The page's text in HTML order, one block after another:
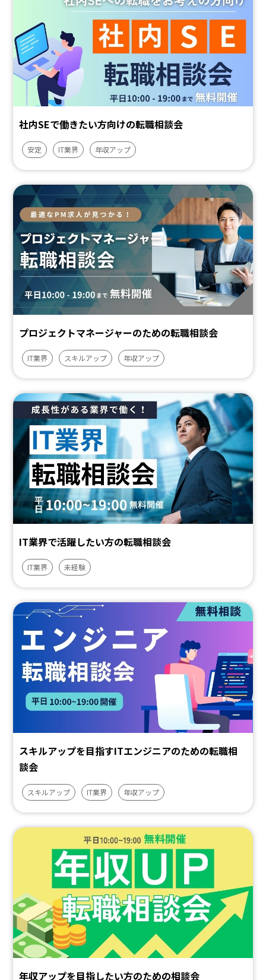
社内SEで働きたい方向けの転職相談会
安定 IT業界 年収アップ
プロジェクトマネージャーのための転職相談会
IT業界 スキルアップ 年収アップ
IT業界で活躍したい方の転職相談会
IT業界 未経験
スキルアップを目指すITエンジニアのための転職相
談会
スキルアップ IT業界 年収アップ
年収アップを目指したい方のための相談会